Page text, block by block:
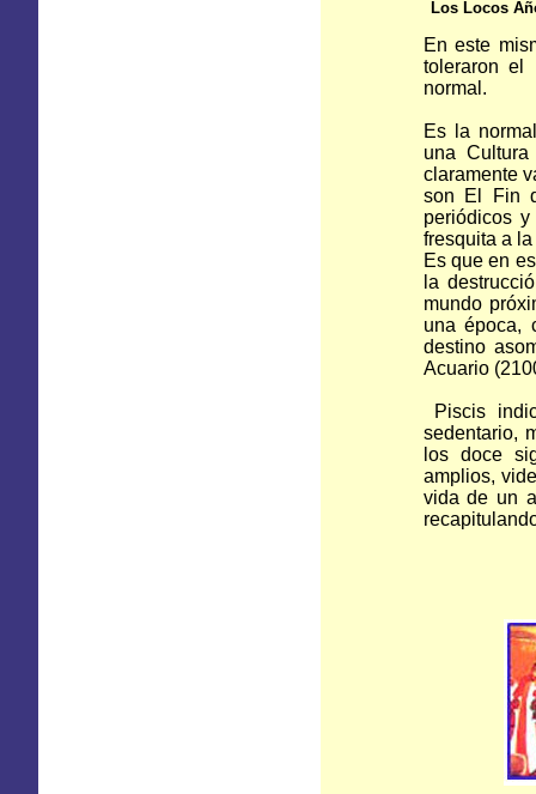
Los Locos
En este
toleraron el
normal.
Es la
una
claramente
son El Fin
periódicos
fresquita a
Es que en
la
mundo
una época,
destino
Acuario
Piscis
sedentario,
los doce
amplios,
vida de un